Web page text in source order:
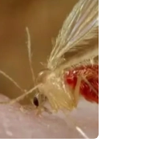
জানাল কর্তৃপক্ষ